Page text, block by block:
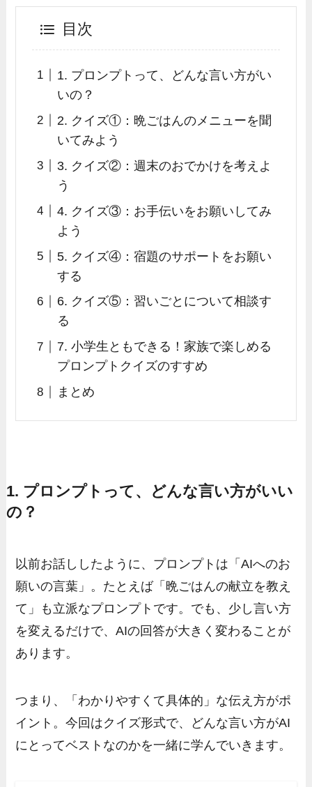
目次
1. プロンプトって、どんな言い方がい
いの？
2. クイズ①：晩ごはんのメニューを聞
いてみよう
3. クイズ②：週末のおでかけを考えよ
う
4. クイズ③：お手伝いをお願いしてみ
よう
5. クイズ④：宿題のサポートをお願い
する
6. クイズ⑤：習いごとについて相談す
る
7. 小学生ともできる！家族で楽しめる
プロンプトクイズのすすめ
まとめ
1. プロンプトって、どんな言い方がいい
の？
以前お話ししたように、プロンプトは「AIへのお
願いの言葉」。たとえば「晩ごはんの献立を教え
て」も立派なプロンプトです。でも、少し言い方
を変えるだけで、AIの回答が大きく変わることが
あります。
つまり、「わかりやすくて具体的」な伝え方がポ
イント。今回はクイズ形式で、どんな言い方がAI
にとってベストなのかを一緒に学んでいきます。